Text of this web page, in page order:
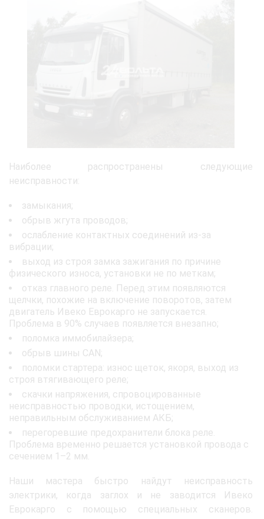
Наиболее распространены следующие
неисправности:
замыкания;
обрыв жгута проводов;
ослабление контактных соединений из-за
вибрации;
выход из строя замка зажигания по причине
физического износа, установки не по меткам;
отказ главного реле. Перед этим появляются
щелчки, похожие на включение поворотов, затем
двигатель Ивеко Еврокарго не запускается.
Проблема в 90% случаев появляется внезапно;
поломка иммобилайзера;
обрыв шины CAN;
поломки стартера: износ щеток, якоря, выход из
строя втягивающего реле;
скачки напряжения, спровоцированные
неисправностью проводки, истощением,
неправильным обслуживанием АКБ;
перегоревшие предохранители блока реле.
Проблема временно решается установкой провода с
сечением 1–2 мм.
Наши мастера быстро найдут неисправность
электрики, когда заглох и не заводится Ивеко
Еврокарго с помощью специальных сканеров.